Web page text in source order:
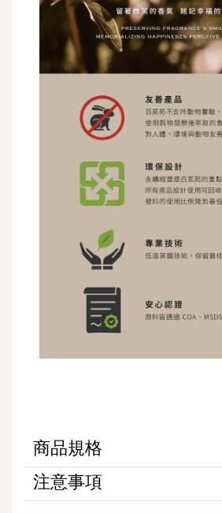
商品規格
注意事項